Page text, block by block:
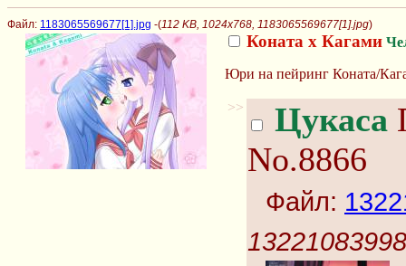
Файл: 1183065569677[1].jpg -(112 KB, 1024x768, 1183065569677[1].jpg)
Коната х Кагами
Юри на пейринг Коната/
>> Цукаса
No.8866
Файл: